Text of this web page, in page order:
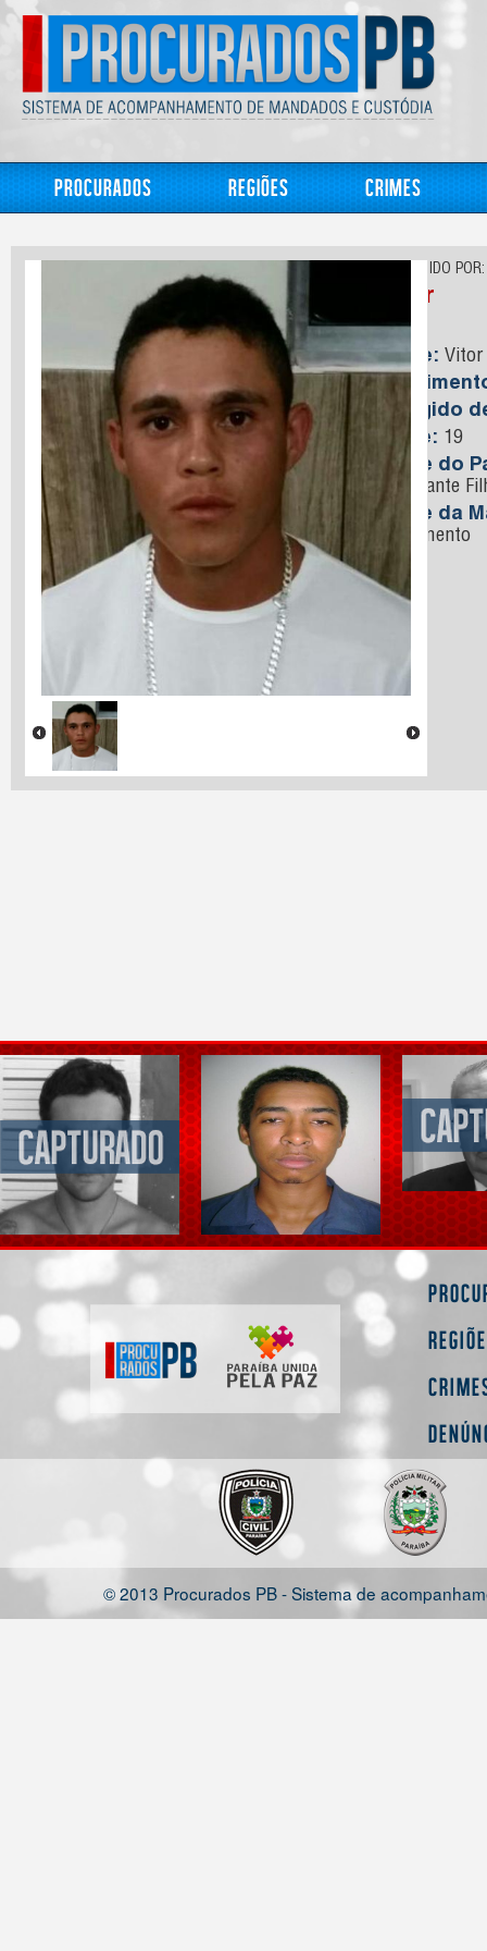
Procurados Regiões Crimes
CONHECIDO POR:
Vitor
Nome: Vitor
Foragido
Idade: 19
Nome do
Cavalcante
Nome da
Nascimento
© 2013 Procurados PB - Sistema de